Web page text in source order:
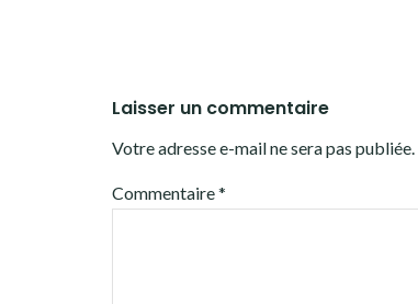
Laisser un commentaire
Votre adresse e-mail ne sera pas publiée.
Commentaire*